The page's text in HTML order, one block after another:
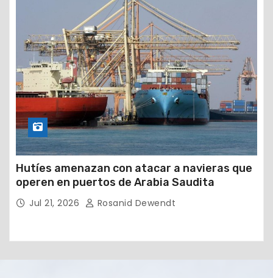
Hutíes amenazan con atacar a navieras que
operen en puertos de Arabia Saudita
Jul 21, 2026 Rosanid Dewendt